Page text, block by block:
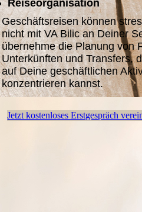
Reiseorganisation
Geschäftsreisen können
nicht mit VA Bilic an Deiner
übernehme die Planung von
Unterkünften und Transfers,
auf Deine geschäftlichen
konzentrieren kannst.
Jetzt kostenloses Erstgespräch